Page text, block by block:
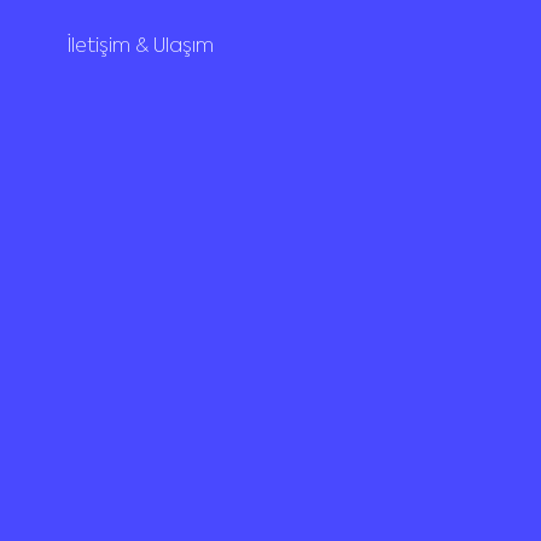
İletişim & Ulaşım